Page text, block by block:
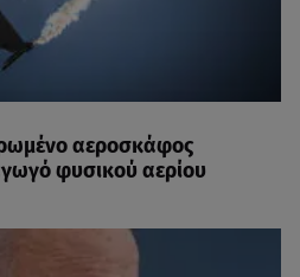
αεροσκάφος
φυσικού αερίου